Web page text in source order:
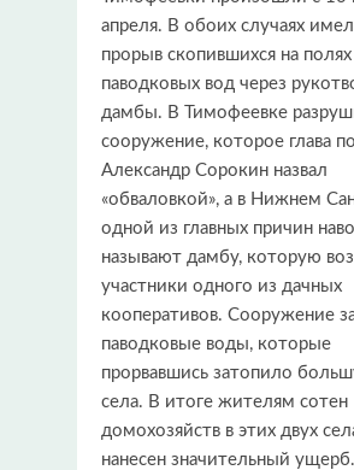
апреля. В обоих случаях
прорыв скопившихся на полях
паводковых вод через
дамбы. В Тимофеевке
сооружение, которое глава
Александр Сорокин назвал
«обваловкой», а в Нижнем
одной из главных причин
называют дамбу, которую
участники одного из дачных
кооперативов. Сооружение
паводковые воды, которые
прорвавшись затопило
села. В итоге жителям сотен
домохозяйств в этих двух
нанесен значительный